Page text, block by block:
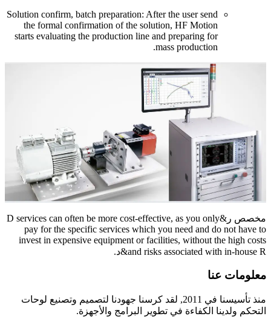
Solution confirm, batch preparation: After the user send
the formal confirmation of the solution, HF Motion
starts evaluating the production line and preparing for
mass production
.
مخصص ر& D services can often be more cost-effective, as you only
pay for the specific services which you need and do not have to
invest in expensive equipment or facilities, without the high costs
and risks associated with in-house R&د.
معلومات عنا
منذ تأسيسنا في 2011, لقد كرسنا جهودنا لتصميم وتصنيع لوحات
التحكم ولدينا الكفاءة في تطوير البرامج والأجهزة.